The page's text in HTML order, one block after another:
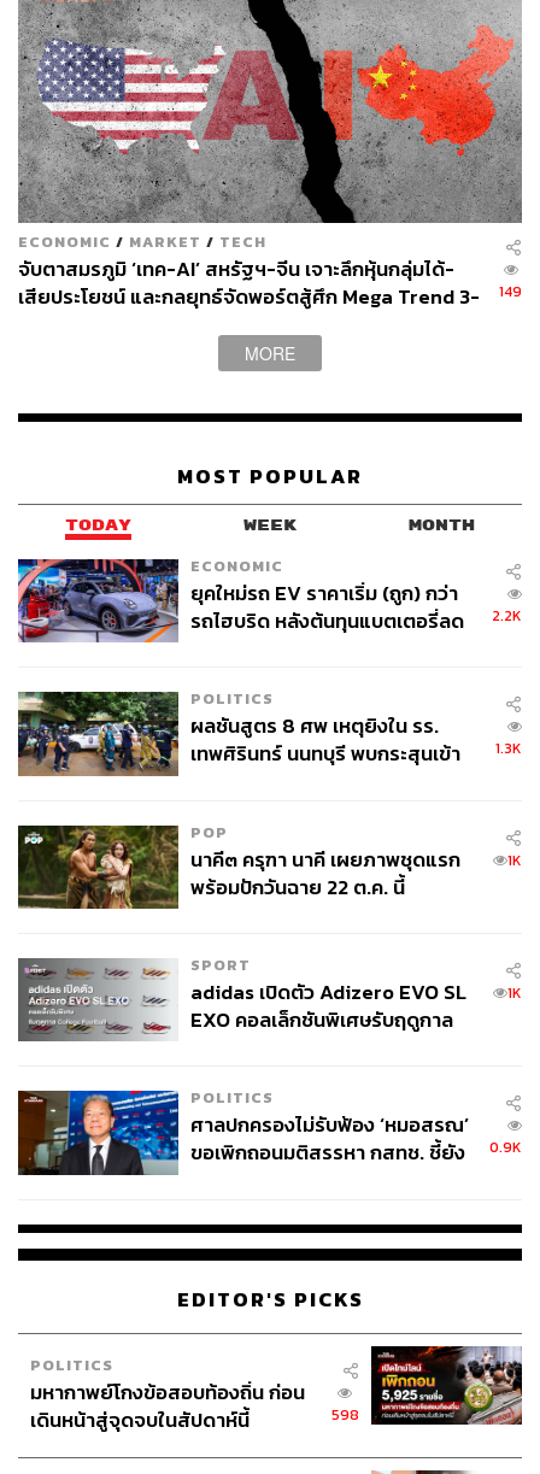
ECONOMIC / MARKET / TECH
จับตาสมรภูมิ ‘เทค-AI’ สหรัฐฯ-จีน เจาะลึกหุ้นกลุ่มได้-
เสียประโยชน์ และกลยุทธ์จัดพอร์ตสู้ศึก Mega Trend 3-
149
MORE
MOST POPULAR
TODAY WEEK MONTH
ECONOMIC
ยุคใหม่รถ EV ราคาเริ่ม (ถูก) กว่า
รถไฮบริด หลังต้นทุนแบตเตอรี่ลด
2.2K
POLITICS
ผลชันสูตร 8 ศพ เหตุยิงใน รร.
เทพศิรินทร์ นนทบุรี พบกระสุนเข้า
1.3K
POP
นาคี๓ ครุฑา นาคี เผยภาพชุดแรก
พร้อมปักวันฉาย 22 ต.ค. นี้
1K
SPORT
adidas เปิดตัว Adizero EVO SL
EXO คอลเล็กชันพิเศษรับฤดูกาล
1K
POLITICS
ศาลปกครองไม่รับฟ้อง ‘หมอสรณ’
ขอเพิกถอนมติสรรหา กสทช. ชี้ยัง
0.9K
EDITOR'S PICKS
POLITICS
มหากาพย์โกงข้อสอบท้องถิ่น ก่อน
เดินหน้าสู่จุดจบในสัปดาห์นี้
598